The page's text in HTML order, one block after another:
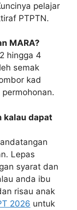
pelajar
PTPTN.
MARA?
hingga 4
semak
kad
kalau dapat
Lepas
syarat dan
anda ibu
risau anak
2026 untuk